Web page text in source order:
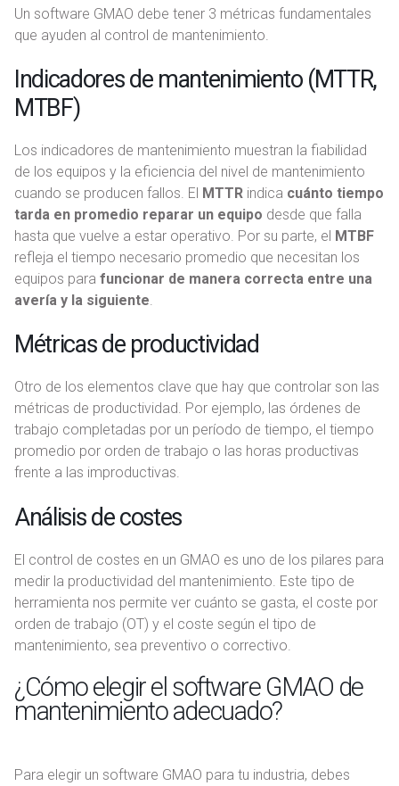
Un software GMAO debe tener 3 métricas fundamentales
que ayuden al control de mantenimiento.
Indicadores de mantenimiento (MTTR,
MTBF)
Los indicadores de mantenimiento muestran la fiabilidad
de los equipos y la eficiencia del nivel de mantenimiento
cuando se producen fallos. El MTTR indica cuánto tiempo
tarda en promedio reparar un equipo desde que falla
hasta que vuelve a estar operativo. Por su parte, el MTBF
refleja el tiempo necesario promedio que necesitan los
equipos para funcionar de manera correcta entre una
avería y la siguiente.
Métricas de productividad
Otro de los elementos clave que hay que controlar son las
métricas de productividad. Por ejemplo, las órdenes de
trabajo completadas por un período de tiempo, el tiempo
promedio por orden de trabajo o las horas productivas
frente a las improductivas.
Análisis de costes
El control de costes en un GMAO es uno de los pilares para
medir la productividad del mantenimiento. Este tipo de
herramienta nos permite ver cuánto se gasta, el coste por
orden de trabajo (OT) y el coste según el tipo de
mantenimiento, sea preventivo o correctivo.
¿Cómo elegir el software GMAO de
mantenimiento adecuado?
Para elegir un software GMAO para tu industria, debes